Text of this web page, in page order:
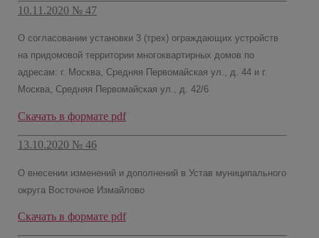
10.11.2020 № 47
О согласовании установки 3 (трех) ограждающих устройств
на придомовой территории многоквартирных домов по
адресам: г. Москва, Средняя Первомайская ул., д. 44 и г.
Москва, Средняя Первомайская ул., д. 42/6
Скачать в формате pdf
13.10.2020 № 46
О внесении изменений и дополнений в Устав муниципального
округа Восточное Измайлово
Скачать в формате pdf